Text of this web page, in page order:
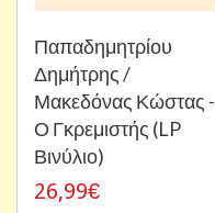
Παπαδημητρίου
Δημήτρης /
Μακεδόνας Κώστας -
Ο Γκρεμιστής (LP
Βινύλιο)
26,99€